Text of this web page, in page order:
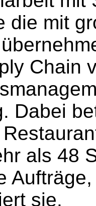
die mit
Chain
Dabei
als 48
sie.